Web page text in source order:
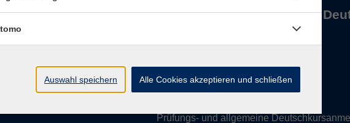
Öffnungszeiten des Büros
Mi9-12 Uhr
Do & Frgeschlossen
Prüfungs- und allgemeine
Auswahl speichern Alle Cookies akzeptieren und schließen